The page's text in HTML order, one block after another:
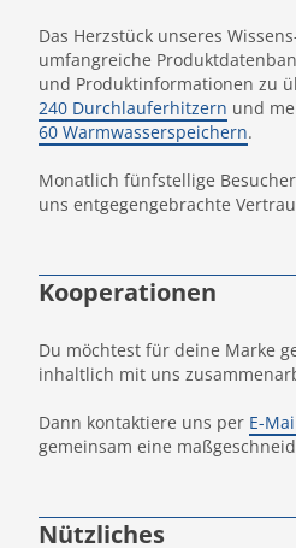
Das Herzstück unseres
umfangreiche
und Produktinformationen zu
240 Durchlauferhitzern und
60 Warmwasserspeichern.
Monatlich fünfstellige
uns entgegengebrachte
Kooperationen
Du möchtest für deine Marke
inhaltlich mit uns
Dann kontaktiere uns per E-
gemeinsam eine
Nützliches